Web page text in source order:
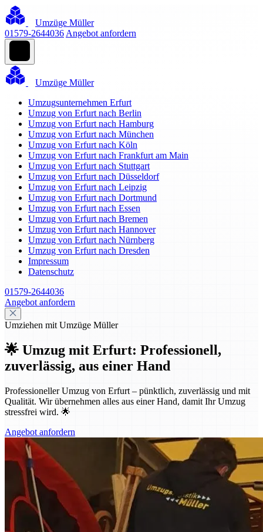
Umzüge Müller
01579-2644036 Angebot anfordern
Umzüge Müller
Umzugsunternehmen Erfurt
Umzug von Erfurt nach Berlin
Umzug von Erfurt nach Hamburg
Umzug von Erfurt nach München
Umzug von Erfurt nach Köln
Umzug von Erfurt nach Frankfurt am Main
Umzug von Erfurt nach Stuttgart
Umzug von Erfurt nach Düsseldorf
Umzug von Erfurt nach Leipzig
Umzug von Erfurt nach Dortmund
Umzug von Erfurt nach Essen
Umzug von Erfurt nach Bremen
Umzug von Erfurt nach Hannover
Umzug von Erfurt nach Nürnberg
Umzug von Erfurt nach Dresden
Impressum
Datenschutz
01579-2644036
Angebot anfordern
Umziehen mit Umzüge Müller
🌟 Umzug mit Erfurt: Professionell,
zuverlässig, aus einer Hand
Professioneller Umzug von Erfurt – pünktlich, zuverlässig und mit
Qualität. Wir übernehmen alles aus einer Hand, damit Ihr Umzug
stressfrei wird. 🌟
Angebot anfordern